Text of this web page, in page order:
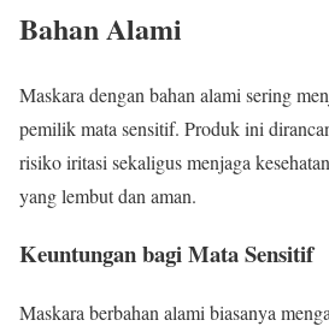
Bahan Alami
Maskara dengan bahan alami sering
pemilik mata sensitif. Produk ini
risiko iritasi sekaligus menjaga
yang lembut dan aman.
Keuntungan bagi Mata Sensitif
Maskara berbahan alami biasanya